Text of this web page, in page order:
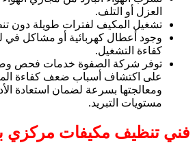
العزل أو التلف.
تشغيل المكيف لفترات طويلة دون
وجود أعطال كهربائية أو مشاكل في
كفاءة التشغيل.
توفر شركة الصفوة خدمات فحص
على اكتشاف أسباب ضعف كفاءة
ومعالجتها بسرعة لضمان استعادة
مستويات التبريد.
فني تنظيف مكيفات مركزي